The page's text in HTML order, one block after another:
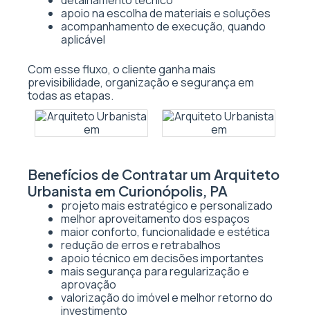
apoio na escolha de materiais e soluções
acompanhamento de execução, quando
aplicável
Com esse fluxo, o cliente ganha mais
previsibilidade, organização e segurança em
todas as etapas.
Benefícios de Contratar um Arquiteto
Urbanista em Curionópolis, PA
projeto mais estratégico e personalizado
melhor aproveitamento dos espaços
maior conforto, funcionalidade e estética
redução de erros e retrabalhos
apoio técnico em decisões importantes
mais segurança para regularização e
aprovação
valorização do imóvel e melhor retorno do
investimento